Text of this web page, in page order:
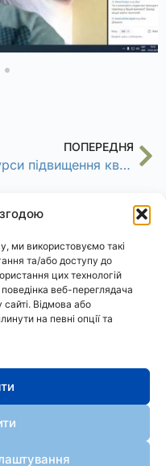
ми використовуємо такі
та/або доступу до
цих технологій
веб-переглядача
сайті. Відмова або
на певні опції та
ПОПЕРЕДНЯ
Курси підвищення кваліфікації «Основи використання цифрових інструментів для змішаного навчання»